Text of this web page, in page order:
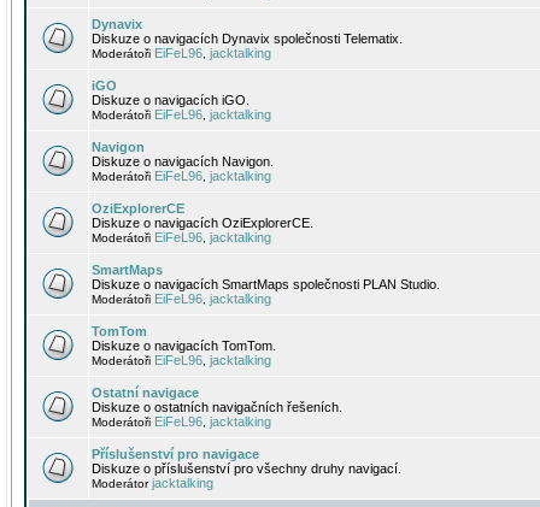
Dynavix
Diskuze o navigacích Dynavix společnosti Telematix.
Moderátoři EiFeL96 jacktalking
iGO
Diskuze o navigacích iGO.
Moderátoři EiFeL96 jacktalking
Navigon
Diskuze o navigacích Navigon.
Moderátoři EiFeL96 jacktalking
OziExplorerCE
Diskuze o navigacích OziExplorerCE.
Moderátoři EiFeL96 jacktalking
SmartMaps
Diskuze o navigacích SmartMaps společnosti PLAN Studio.
Moderátoři EiFeL96 jacktalking
TomTom
Diskuze o navigacích TomTom.
Moderátoři EiFeL96 jacktalking
Ostatní navigace
Diskuze o ostatních navigačních řešeních.
Moderátoři EiFeL96 jacktalking
Příslušenství pro navigace
Diskuze o příslušenství pro všechny druhy navigací.
Moderátorjacktalking